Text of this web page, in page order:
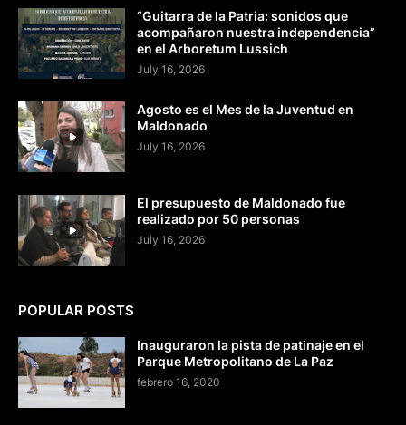
“Guitarra de la Patria: sonidos que
acompañaron nuestra independencia”
en el Arboretum Lussich
July 16, 2026
Agosto es el Mes de la Juventud en
Maldonado
July 16, 2026
El presupuesto de Maldonado fue
realizado por 50 personas
July 16, 2026
POPULAR POSTS
Inauguraron la pista de patinaje en el
Parque Metropolitano de La Paz
febrero 16, 2020